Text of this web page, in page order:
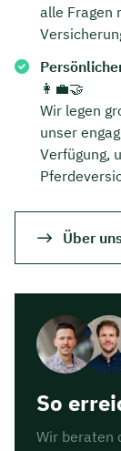
alle Fragen
👩‍💼🤝
Wir legen
unser
Verfügung,
Über
So
Wir beraten